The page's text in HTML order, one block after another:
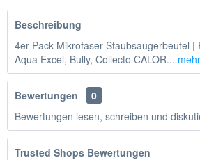
Beschreibung
4er Pack Mikrofaser-Staubsaugerbeutel |
Aqua Excel, Bully, Collecto CALOR... mehr
Bewertungen
0
Bewertungen lesen, schreiben und
Trusted Shops Bewertungen